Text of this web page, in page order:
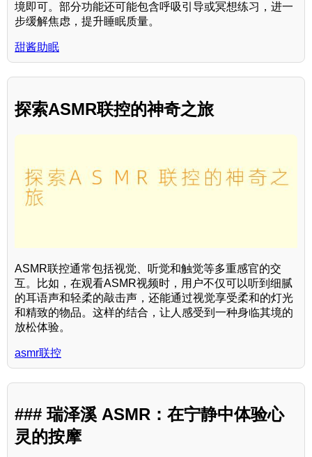
境即可。部分功能还可能包含呼吸引导或冥想练习，进一
步缓解焦虑，提升睡眠质量。
甜酱助眠
探索ASMR联控的神奇之旅
ASMR联控通常包括视觉、听觉和触觉等多重感官的交
互。比如，在观看ASMR视频时，用户不仅可以听到细腻
的耳语声和轻柔的敲击声，还能通过视觉享受柔和的灯光
和精致的物品。这样的结合，让人感受到一种身临其境的
放松体验。
asmr联控
### 瑞泽溪 ASMR：在宁静中体验心
灵的按摩